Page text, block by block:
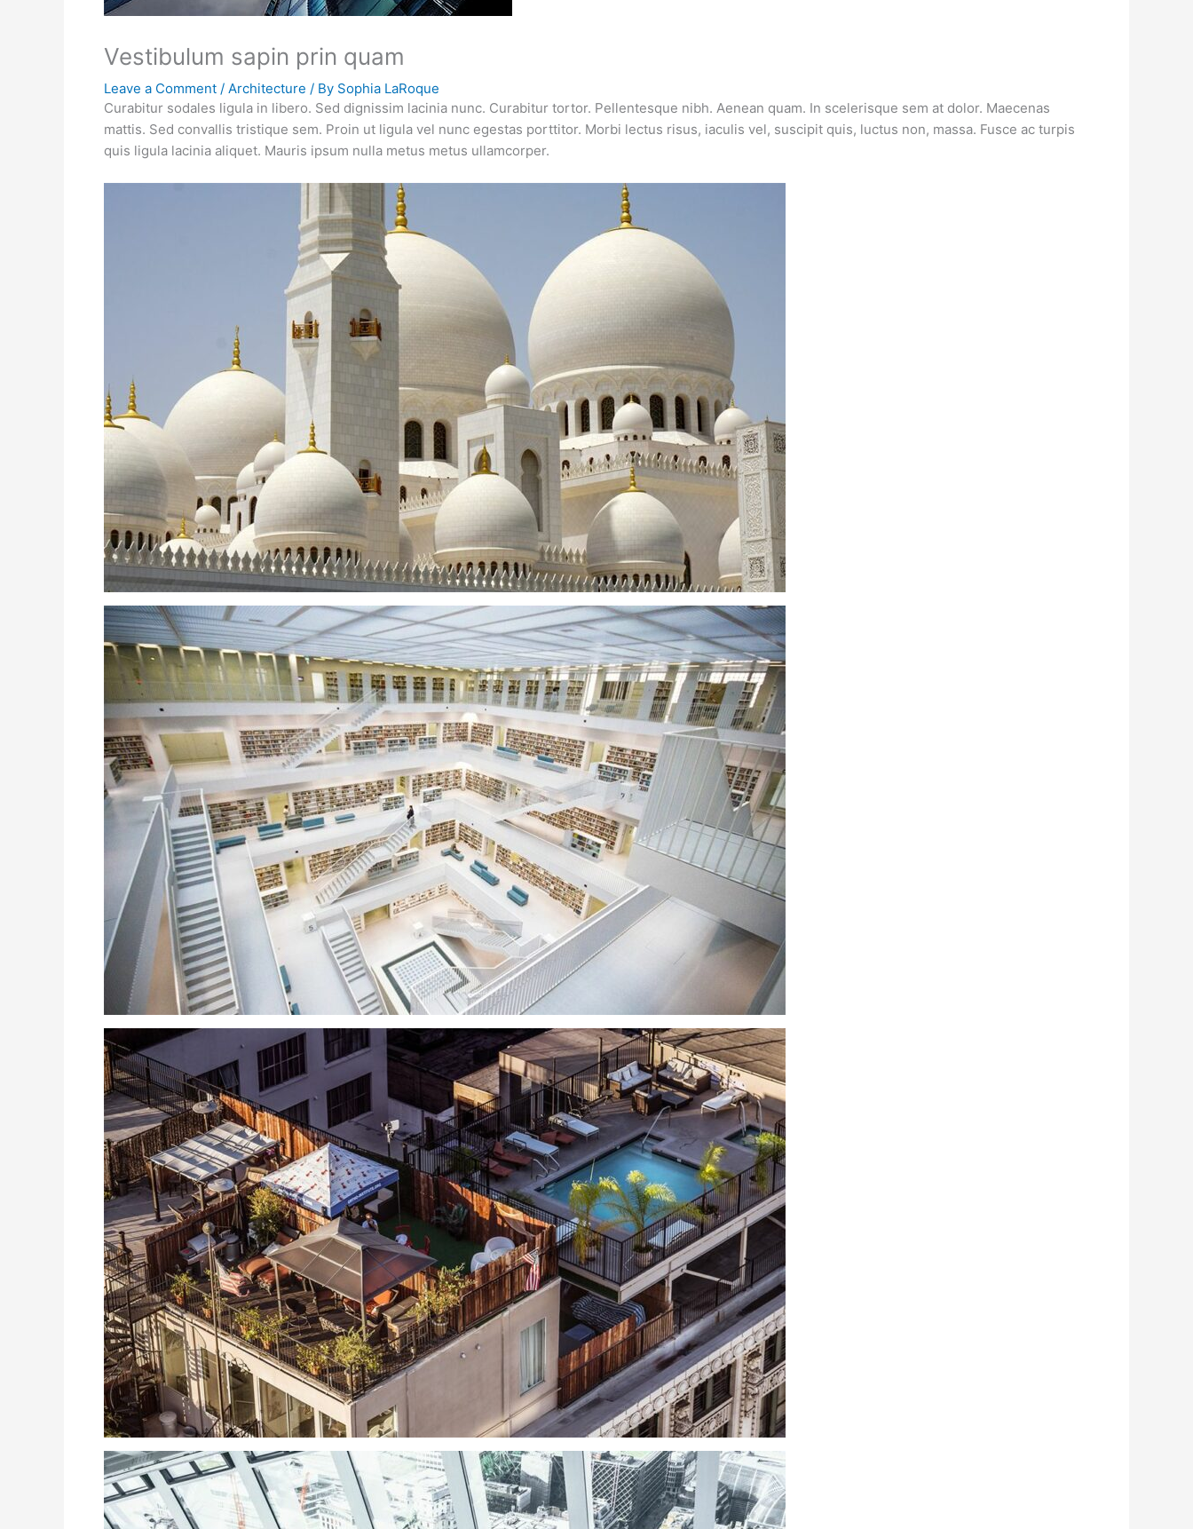
Vestibulum sapin prin quam
Leave a Comment / Architecture / By Sophia LaRoque
Curabitur sodales ligula in libero. Sed dignissim lacinia nunc. Curabitur tortor. Pellentesque nibh. Aenean quam. In scelerisque sem at dolor. Maecenas
mattis. Sed convallis tristique sem. Proin ut ligula vel nunc egestas porttitor. Morbi lectus risus, iaculis vel, suscipit quis, luctus non, massa. Fusce ac turpis
quis ligula lacinia aliquet. Mauris ipsum nulla metus metus ullamcorper.